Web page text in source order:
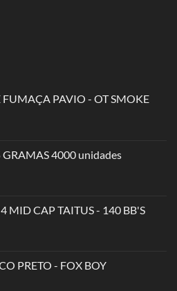
PAVIO - OT SMOKE
GRAMAS 4000 unidades
MID CAP TAITUS - 140 BB'S
PRETO - FOX BOY